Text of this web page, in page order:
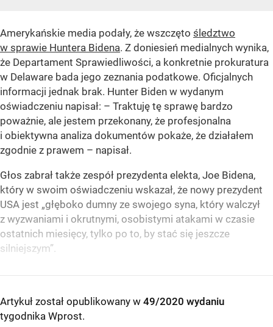
Amerykańskie media podały, że wszczęto śledztwo
w sprawie Huntera Bidena. Z doniesień medialnych wynika,
że Departament Sprawiedliwości, a konkretnie prokuratura
w Delaware bada jego zeznania podatkowe. Oficjalnych
informacji jednak brak. Hunter Biden w wydanym
oświadczeniu napisał: – Traktuję tę sprawę bardzo
poważnie, ale jestem przekonany, że profesjonalna
i obiektywna analiza dokumentów pokaże, że działałem
zgodnie z prawem – napisał.
Głos zabrał także zespół prezydenta elekta, Joe Bidena,
który w swoim oświadczeniu wskazał, że nowy prezydent
USA jest „głęboko dumny ze swojego syna, który walczył
z wyzwaniami i okrutnymi, osobistymi atakami w czasie
ostatnich miesięcy, tylko po to, by stać się jeszcze
silniejszym”.
Artykuł został opublikowany w 49/2020 wydaniu
tygodnika Wprost.